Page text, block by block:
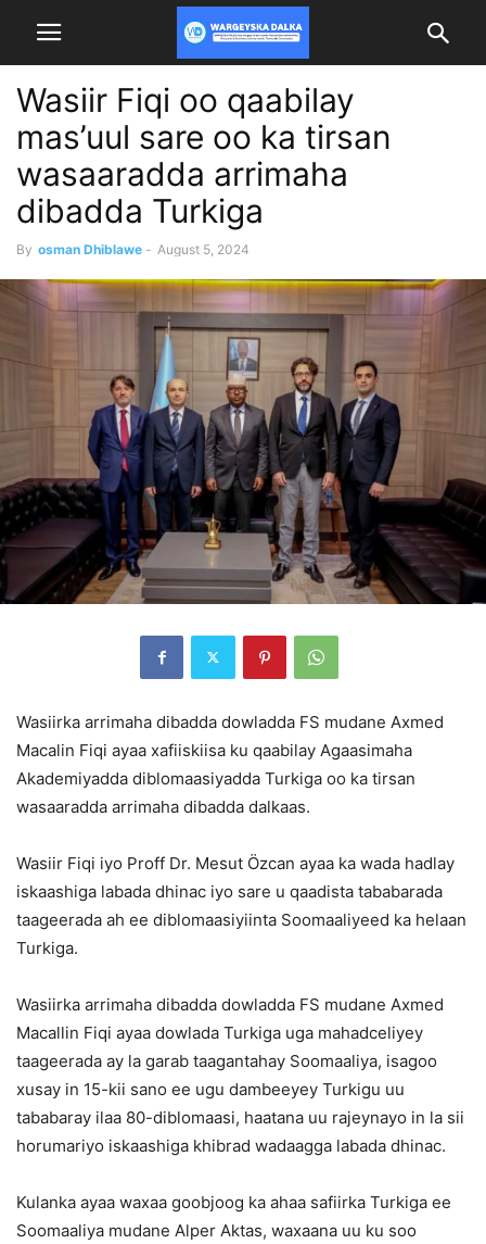
Wasiir Fiqi oo qaabilay
mas’uul sare oo ka tirsan
wasaaradda arrimaha
dibadda Turkiga
By osman Dhiblawe - August 5, 2024
Wasiirka arrimaha dibadda dowladda FS mudane Axmed
Macalin Fiqi ayaa xafiiskiisa ku qaabilay Agaasimaha
Akademiyadda diblomaasiyadda Turkiga oo ka tirsan
wasaaradda arrimaha dibadda dalkaas.
Wasiir Fiqi iyo Proff Dr. Mesut Özcan ayaa ka wada hadlay
iskaashiga labada dhinac iyo sare u qaadista tababarada
taageerada ah ee diblomaasiyiinta Soomaaliyeed ka helaan
Turkiga.
Wasiirka arrimaha dibadda dowladda FS mudane Axmed
Macallin Fiqi ayaa dowlada Turkiga uga mahadceliyey
taageerada ay la garab taagantahay Soomaaliya, isagoo
xusay in 15-kii sano ee ugu dambeeyey Turkigu uu
tababaray ilaa 80-diblomaasi, haatana uu rajeynayo in la sii
horumariyo iskaashiga khibrad wadaagga labada dhinac.
Kulanka ayaa waxaa goobjoog ka ahaa safiirka Turkiga ee
Soomaaliya mudane Alper Aktas, waxaana uu ku soo